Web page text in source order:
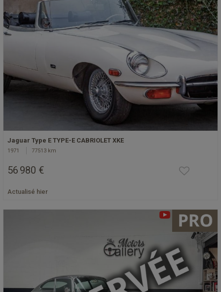
Jaguar Type E TYPE-E CABRIOLET XKE
1971 77513 km
56 980 €
Actualisé hier